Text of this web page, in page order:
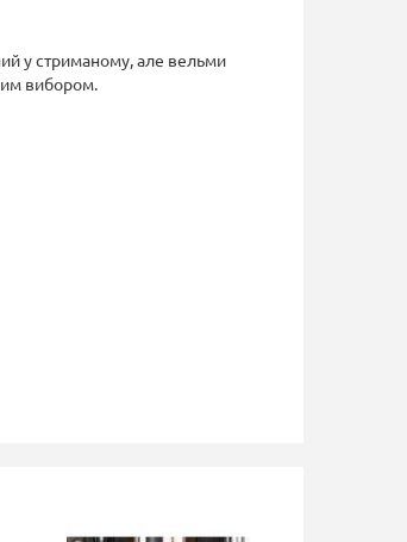
у стриманому, але вельми
вибором.